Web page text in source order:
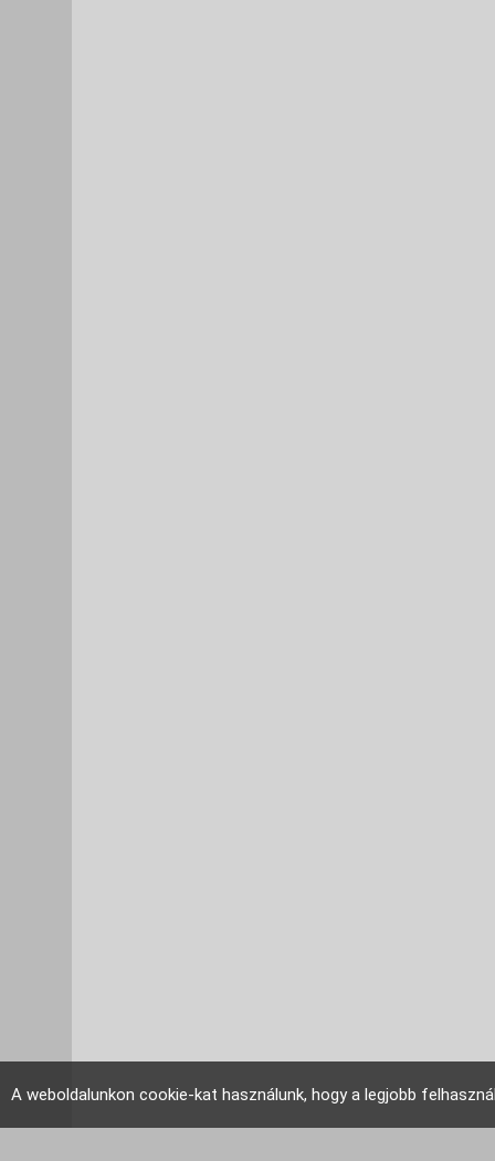
A weboldalunkon cookie-kat használunk, hogy a legjobb